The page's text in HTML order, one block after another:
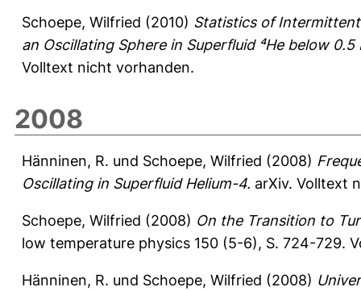
Schoepe, Wilfried (2010) Statistics of
an Oscillating Sphere in Superfluid ⁴He below 0.5
Volltext nicht vorhanden.
2008
Hänninen, R. und Schoepe, Wilfried (2008)
Oscillating in Superfluid Helium-4. arXiv. Volltext
Schoepe, Wilfried (2008) On the Transition to
low temperature physics 150 (5-6), S. 724-729.
Hänninen, R. und Schoepe, Wilfried (2008)